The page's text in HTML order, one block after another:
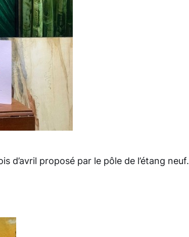
d’avril proposé par le pôle de l’étang neuf.